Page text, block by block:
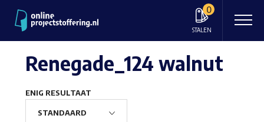
0
STALEN
Renegade_124 walnut
ENIG RESULTAAT